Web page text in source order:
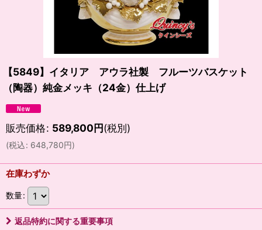
【5849】イタリア アウラ社製 フルーツバスケット
（陶器）純金メッキ（24金）仕上げ
販売価格: 589,800円(税別)
(税込: 648,780円)
在庫わずか
数量:
返品特約に関する重要事項